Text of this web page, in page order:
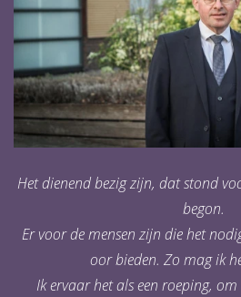
Het dienend bezig zijn, dat stond
begon.
Er voor de mensen zijn die het
oor bieden. Zo mag ik
Ik ervaar het als een roeping,